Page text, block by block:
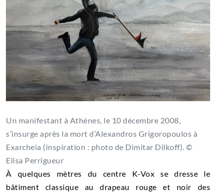
Un manifestant à Athènes, le 10 décembre 2008,
s’insurge après la mort d’Alexandros Grigoropoulos à
Exarcheia (inspiration : photo de Dimitar Dilkoff). ©
Elisa Perrigueur
À quelques mètres du centre K-Vox se dresse le
bâtiment classique au drapeau rouge et noir des